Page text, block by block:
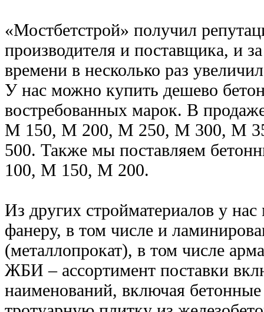
«Мостбетстрой» получил
производителя и поставщика, и
времени в несколько раз
У нас можно купить дешево
востребованных марок. В
М 150, М 200, М 250, М 300, М
500. Также мы поставляем
100, М 150, М 200.
Из других стройматериалов у
фанеру, в том числе и
(металлопрокат), в том числе
ЖБИ – ассортимент поставки
наименований, включая